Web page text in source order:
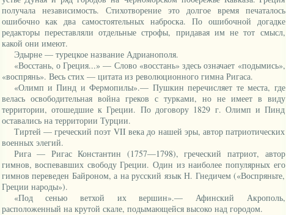
получала независимость. Стихотворение это долгое время печаталось
ошибочно как два самостоятельных наброска. По ошибочной догадке
редакторы переставляли отдельные строфы, придавая им не тот смысл,
какой они имеют.
Эдырне — турецкое название Адрианополя.
«Восстань, о Греция...» — Слово «восстань» здесь означает «подымись»,
«воспрянь». Весь стих — цитата из революционного гимна Ригаса.
«Олимп и Пинд и Фермопилы».— Пушкин перечисляет те места, где
велась освободительная война греков с турками, но не имеет в виду
территории, отошедшие к Греции. По договору 1829 г. Олимп и Пинд
оставались на территории Турции.
Тиртей — греческий поэт VII века до нашей эры, автор патриотических
военных элегий.
Рига — Ригас Константин (1757—1798), греческий патриот, автор
гимнов, воспевавших свободу Греции. Один из наиболее популярных его
гимнов переведен Байроном, а на русский язык Н. Гнедичем («Воспряньте,
Греции народы»).
«Под сенью ветхой их вершин».— Афинский Акрополь,
расположенный на крутой скале, подымающейся высоко над городом.